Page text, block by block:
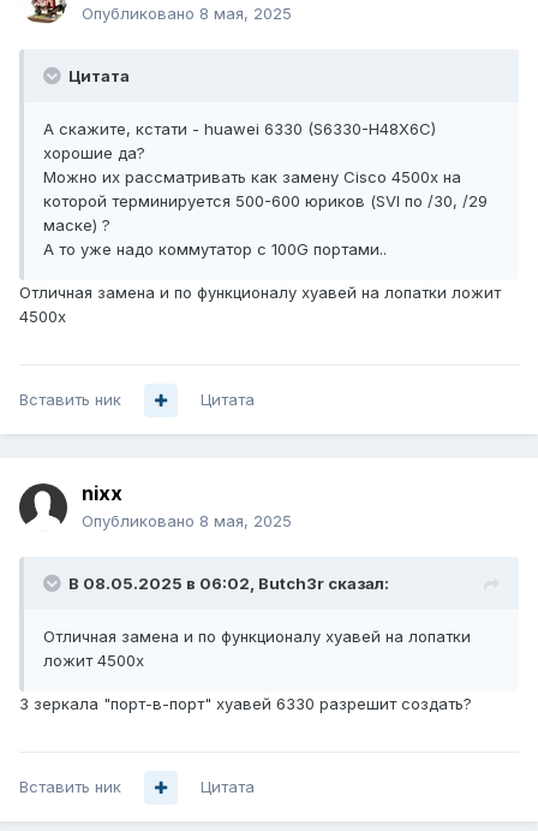
Опубликовано 8 мая, 2025
Цитата
А скажите, кстати - huawei 6330 (S6330-H48X6C)
хорошие да?
Можно их рассматривать как замену Cisco 4500x на
которой терминируется 500-600 юриков (SVI по /30, /29
маске) ?
А то уже надо коммутатор с 100G портами..
Отличная замена и по функционалу хуавей на лопатки ложит
4500x
Вставить ник Цитата
nixx
Опубликовано 8 мая, 2025
В 08.05.2025 в 06:02, Butch3r сказал:
Отличная замена и по функционалу хуавей на лопатки
ложит 4500x
3 зеркала "порт-в-порт" хуавей 6330 разрешит создать?
Вставить ник Цитата